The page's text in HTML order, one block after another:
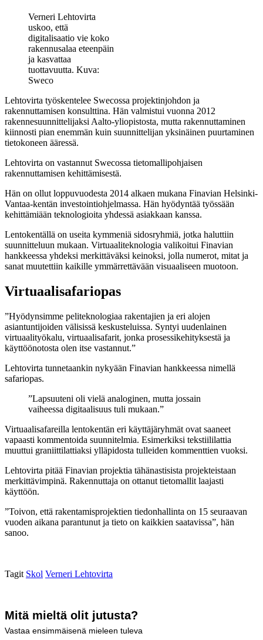
Verneri Lehtovirta
uskoo, että
digitalisaatio vie koko
rakennusalaa eteenpäin
ja kasvattaa
tuottavuutta. Kuva:
Sweco
Lehtovirta työskentelee Swecossa projektinjohdon ja
rakennuttamisen konsulttina. Hän valmistui vuonna 2012
rakennesuunnittelijaksi Aalto-yliopistosta, mutta rakennuttaminen
kiinnosti pian enemmän kuin suunnittelijan yksinäinen puurtaminen
tietokoneen ääressä.
Lehtovirta on vastannut Swecossa tietomallipohjaisen
rakennuttamisen kehittämisestä.
Hän on ollut loppuvuodesta 2014 alkaen mukana Finavian Helsinki-
Vantaa-kentän investointiohjelmassa. Hän hyödyntää työssään
kehittämiään teknologioita yhdessä asiakkaan kanssa.
Lentokentällä on useita kymmeniä sidosryhmiä, jotka haluttiin
suunnitteluun mukaan. Virtuaaliteknologia valikoitui Finavian
hankkeessa yhdeksi merkittäväksi keinoksi, jolla numerot, mitat ja
sanat muutettiin kaikille ymmärrettävään visuaaliseen muotoon.
Virtuaalisafariopas
”Hyödynsimme peliteknologiaa rakentajien ja eri alojen
asiantuntijoiden välisissä keskusteluissa. Syntyi uudenlainen
virtuaalityökalu, virtuaalisafarit, jonka prosessikehityksestä ja
käyttöönotosta olen itse vastannut.”
Lehtovirta tunnetaankin nykyään Finavian hankkeessa nimellä
safariopas.
”Lapsuuteni oli vielä analoginen, mutta jossain
vaiheessa digitaalisuus tuli mukaan.”
Virtuaalisafareilla lentokentän eri käyttäjäryhmät ovat saaneet
vapaasti kommentoida suunnitelmia. Esimerkiksi tekstiililattia
muuttui graniittilattiaksi ylläpidosta tulleiden kommenttien vuoksi.
Lehtovirta pitää Finavian projektia tähänastisista projekteistaan
merkittävimpinä. Rakennuttaja on ottanut tietomallit laajasti
käyttöön.
”Toivon, että rakentamisprojektien tiedonhallinta on 15 seuraavan
vuoden aikana parantunut ja tieto on kaikkien saatavissa”, hän
sanoo.
Tagit Skol Verneri Lehtovirta
Mitä mieltä olit jutusta?
Vastaa ensimmäisenä mieleen tuleva